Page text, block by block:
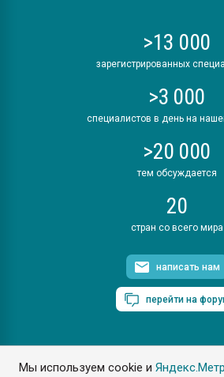
Мы используем cookie и
>13 000
зарегистрированных
>3 000
специалистов в день на
>20 000
тем обсуждается
20
стран со всего мира
написать нам
перейти на
ПластЭксперт © 2006. Все